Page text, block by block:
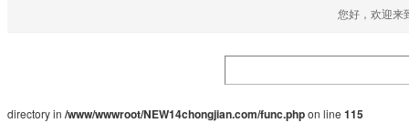
: file_put_contents(./cachefile_yuan/52-
directory in /www/wwwroot/NEW14chongjian.com/func.phpon line 115
您好，欢迎来